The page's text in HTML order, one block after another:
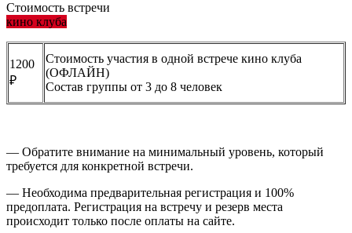
Стоимость встречи
кино клуба
1200
₽
Стоимость участия в одной встрече кино клуба
(ОФЛАЙН)
Состав группы от 3 до 8 человек
— Обратите внимание на минимальный уровень, который
требуется для конкретной встречи.
— Необходима предварительная регистрация и 100%
предоплата. Регистрация на встречу и резерв места
происходит только после оплаты на сайте.